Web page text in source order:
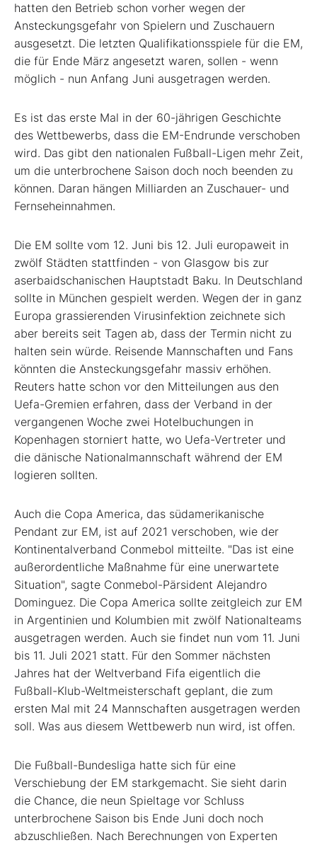
hatten den Betrieb schon vorher wegen der
Ansteckungsgefahr von Spielern und Zuschauern
ausgesetzt. Die letzten Qualifikationsspiele für die EM,
die für Ende März angesetzt waren, sollen - wenn
möglich - nun Anfang Juni ausgetragen werden.
Es ist das erste Mal in der 60-jährigen Geschichte
des Wettbewerbs, dass die EM-Endrunde verschoben
wird. Das gibt den nationalen Fußball-Ligen mehr Zeit,
um die unterbrochene Saison doch noch beenden zu
können. Daran hängen Milliarden an Zuschauer- und
Fernseheinnahmen.
Die EM sollte vom 12. Juni bis 12. Juli europaweit in
zwölf Städten stattfinden - von Glasgow bis zur
aserbaidschanischen Hauptstadt Baku. In Deutschland
sollte in München gespielt werden. Wegen der in ganz
Europa grassierenden Virusinfektion zeichnete sich
aber bereits seit Tagen ab, dass der Termin nicht zu
halten sein würde. Reisende Mannschaften und Fans
könnten die Ansteckungsgefahr massiv erhöhen.
Reuters hatte schon vor den Mitteilungen aus den
Uefa-Gremien erfahren, dass der Verband in der
vergangenen Woche zwei Hotelbuchungen in
Kopenhagen storniert hatte, wo Uefa-Vertreter und
die dänische Nationalmannschaft während der EM
logieren sollten.
Auch die Copa America, das südamerikanische
Pendant zur EM, ist auf 2021 verschoben, wie der
Kontinentalverband Conmebol mitteilte. "Das ist eine
außerordentliche Maßnahme für eine unerwartete
Situation", sagte Conmebol-Pärsident Alejandro
Dominguez. Die Copa America sollte zeitgleich zur EM
in Argentinien und Kolumbien mit zwölf Nationalteams
ausgetragen werden. Auch sie findet nun vom 11. Juni
bis 11. Juli 2021 statt. Für den Sommer nächsten
Jahres hat der Weltverband Fifa eigentlich die
Fußball-Klub-Weltmeisterschaft geplant, die zum
ersten Mal mit 24 Mannschaften ausgetragen werden
soll. Was aus diesem Wettbewerb nun wird, ist offen.
Die Fußball-Bundesliga hatte sich für eine
Verschiebung der EM starkgemacht. Sie sieht darin
die Chance, die neun Spieltage vor Schluss
unterbrochene Saison bis Ende Juni doch noch
abzuschließen. Nach Berechnungen von Experten